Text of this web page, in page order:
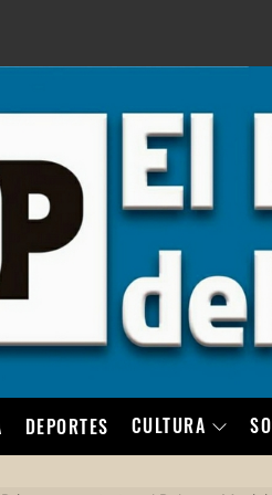
DEPORTES CULTURA